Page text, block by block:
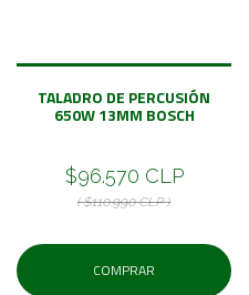
TALADRO DE PERCUSIÓN
650W 13MM BOSCH
$96.570 CLP
( $110.990 CLP )
COMPRAR